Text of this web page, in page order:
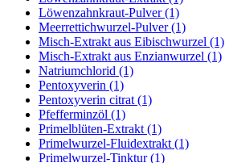
Löwenzahnkraut-Pulver (1)
Meerrettichwurzel-Pulver (1)
Misch-Extrakt aus Eibischwurzel (1)
Misch-Extrakt aus Enzianwurzel (1)
Natriumchlorid (1)
Pentoxyverin (1)
Pentoxyverin citrat (1)
Pfefferminzöl (1)
Primelblüten-Extrakt (1)
Primelwurzel-Fluidextrakt (1)
Primelwurzel-Tinktur (1)